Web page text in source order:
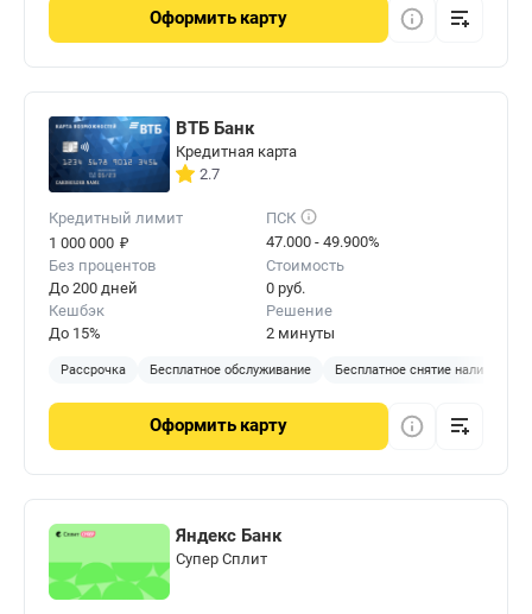
Оформить карту
ВТБ Банк
Кредитная карта
2.7
Кредитный лимит
1 000 000 ₽
ПСК
47.000 - 49.900%
Без процентов
До 200 дней
Стоимость
0 руб.
Кешбэк
До 15%
Решение
2 минуты
Рассрочка Бесплатное обслуживание Бесплатное снятие наличных
Оформить карту
Яндекс Банк
Cупер Сплит